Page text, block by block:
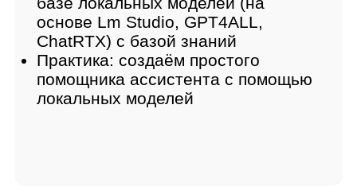
Полностью решили вопрос
интеграции и использования
ИИ. Для корпораций,
стартапов, брендов и
разработчиков